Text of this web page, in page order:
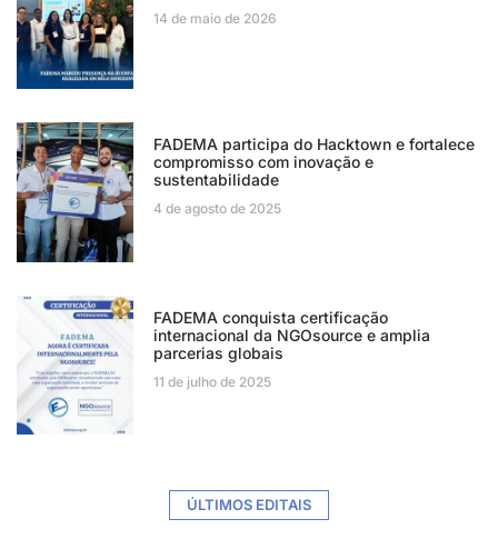
14 de maio de 2026
FADEMA participa do Hacktown e fortalece
compromisso com inovação e
sustentabilidade
4 de agosto de 2025
FADEMA conquista certificação
internacional da NGOsource e amplia
parcerias globais
11 de julho de 2025
ÚLTIMOS EDITAIS